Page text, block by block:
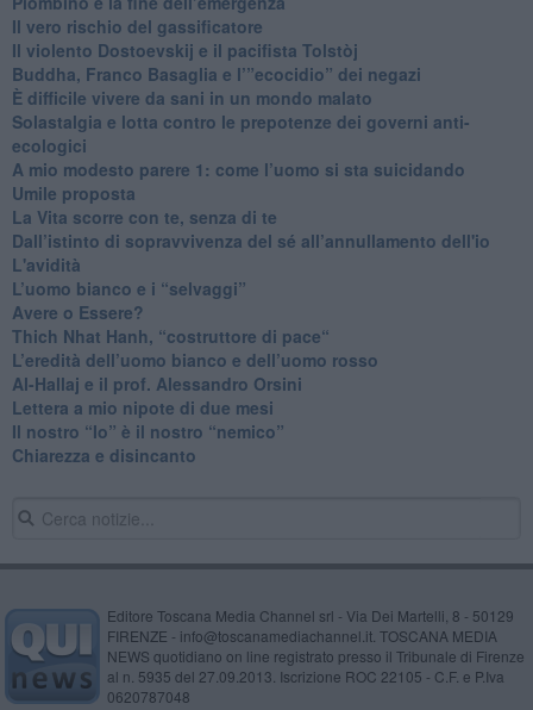
​Il vero rischio del gassificatore
​Il violento Dostoevskij e il pacifista Tolstòj
​Buddha, Franco Basaglia e l’”ecocidio” dei negazi
​È difficile vivere da sani in un mondo malato
Solastalgia e lotta contro le prepotenze dei governi anti-
ecologici
​A mio modesto parere 1: come l’uomo si sta suicidando
​Umile proposta
​La Vita scorre con te, senza di te
​Dall’istinto di sopravvivenza del sé all’annullamento dell'io
L'avidità
​L’uomo bianco e i “selvaggi”
​Avere o Essere?
​Thich Nhat Hanh, “costruttore di pace“
​L’eredità dell’uomo bianco e dell’uomo rosso
Al-Hallaj e il prof. Alessandro Orsini
​Lettera a mio nipote di due mesi
​Il nostro “Io” è il nostro “nemico”
​Chiarezza e disincanto
Editore Toscana Media Channel srl - Via Dei Martelli, 8 - 50129
FIRENZE - info@toscanamediachannel.it. TOSCANA MEDIA
NEWS quotidiano on line registrato presso il Tribunale di Firenze
al n. 5935 del 27.09.2013. Iscrizione ROC 22105 - C.F. e P.Iva
0620787048